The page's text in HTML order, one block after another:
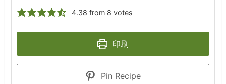
4.38 from 8 votes
印刷
Pin Recipe